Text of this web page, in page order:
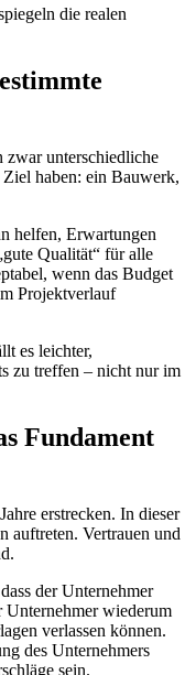
die realen
zwar unterschiedliche
Ziel haben: ein Bauwerk,
helfen, Erwartungen
Qualität“ für alle
wenn das Budget
Projektverlauf
es leichter,
zu treffen – nicht nur im
Fundament
erstrecken. In dieser
auftreten. Vertrauen und
der Unternehmer
Unternehmer wiederum
verlassen können.
des Unternehmers
sein.